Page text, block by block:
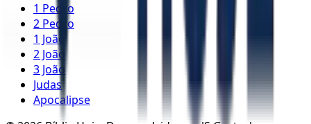
1 Pedro
2 Pedro
1 João
2 João
3 João
Judas
Apocalipse